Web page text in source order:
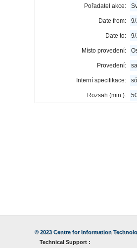
Pořadatel akce:
Date from:
Date to:
Místo provedení:
Provedení:
Interní specifikace:
Rozsah (min.):
© 2023 Centre for Information
Technical Support :